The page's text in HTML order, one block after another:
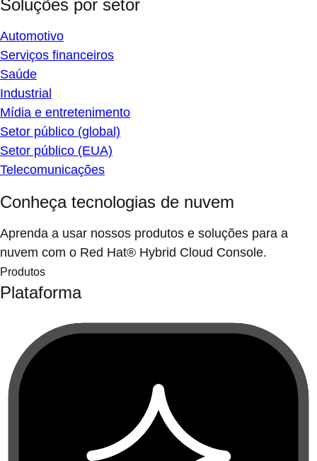
Soluções por setor
Automotivo
Serviços financeiros
Saúde
Industrial
Mídia e entretenimento
Setor público (global)
Setor público (EUA)
Telecomunicações
Conheça tecnologias de nuvem
Aprenda a usar nossos produtos e soluções para a
nuvem com o Red Hat® Hybrid Cloud Console.
Produtos
Plataforma